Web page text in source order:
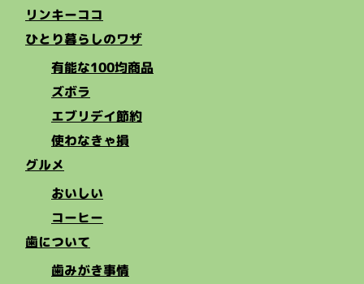
リンキーココ
ひとり暮らしのワザ
有能な100均商品
ズボラ
エブリデイ節約
使わなきゃ損
グルメ
おいしい
コーヒー
歯について
歯みがき事情